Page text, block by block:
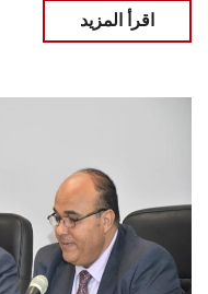
اقرأ المزيد